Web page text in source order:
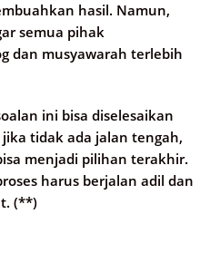
hasil. Namun,
semua pihak
dan musyawarah terlebih
ini bisa diselesaikan
tidak ada jalan tengah,
menjadi pilihan terakhir.
harus berjalan adil dan
(**)